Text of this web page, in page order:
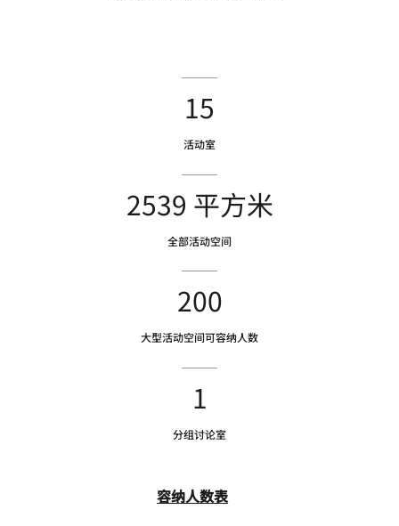
15
活动室
2539 平方米
全部活动空间
200
大型活动空间可容纳人数
1
分组讨论室
容纳人数表